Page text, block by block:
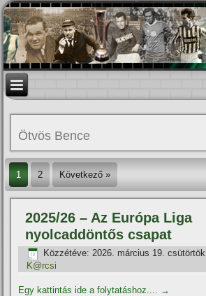
Ötvös Bence
1 2 Következő »
2025/26 – Az Európa Liga
nyolcaddöntős csapat
Közzétéve: 2026. március 19. csütörtök
K@rcsi
Egy kattintás ide a folytatáshoz.... →